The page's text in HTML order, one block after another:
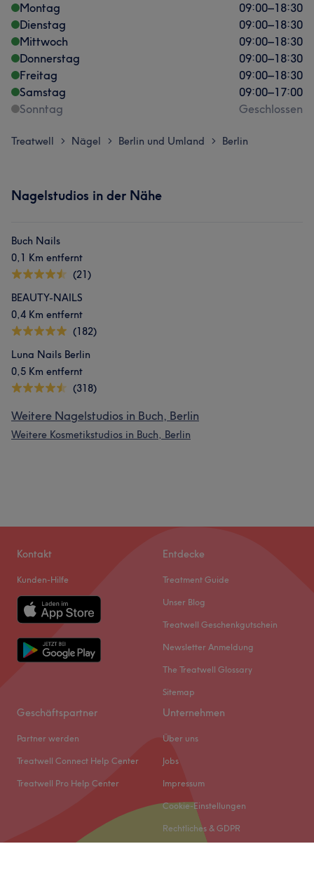
Montag
09:00–18:30
Dienstag
09:00–18:30
Mittwoch
09:00–18:30
Donnerstag
09:00–18:30
Freitag
09:00–18:30
Samstag
09:00–17:00
Sonntag
Geschlossen
Treatwell > Nägel > Berlin und Umland > Berlin
Nagelstudios in der Nähe
Buch Nails
0,1 Km entfernt
(21)
BEAUTY-NAILS
0,4 Km entfernt
(182)
Luna Nails Berlin
0,5 Km entfernt
(318)
Weitere Nagelstudios in Buch, Berlin
Weitere Kosmetikstudios in Buch, Berlin
Kontakt
Kunden-Hilfe
Entdecke
Treatment Guide
Unser Blog
Treatwell Geschenkgutschein
Newsletter Anmeldung
The Treatwell Glossary
Sitemap
Geschäftspartner
Partner werden
Treatwell Connect Help Center
Treatwell Pro Help Center
Unternehmen
Über uns
Jobs
Impressum
Cookie-Einstellungen
Rechtliches & GDPR